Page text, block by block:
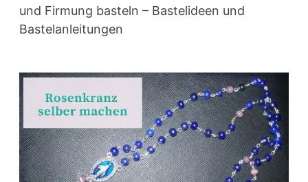
und Firmung basteln – Bastelideen und
Bastelanleitungen